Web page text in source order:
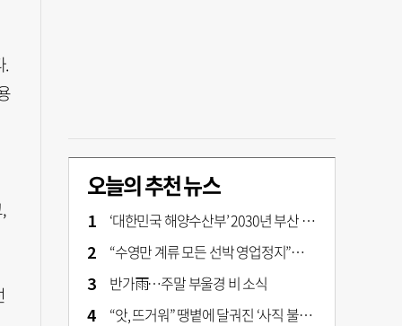
.
오늘의 추천 뉴스
‘대한민국 해양수산부’ 2030년 부산 북항시대 연다
“수영만 계류 모든 선박 영업정지”… 재개발 속도전
반가雨…주말 부울경 비 소식
“앗, 뜨거워” 땡볕에 달궈진 ‘사직 불가마’ 관중석 무려 70도